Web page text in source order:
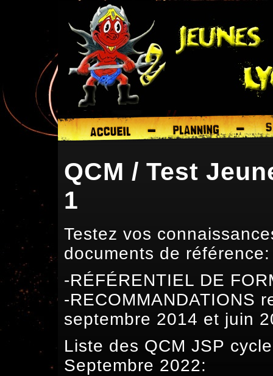
QCM / Test
1
Testez vos
documents de référence:
-RÉFÉRENTIEL DE
-RECOMMANDATIONS
septembre 2014 et juin
Liste des QCM JSP
Septembre 2022: